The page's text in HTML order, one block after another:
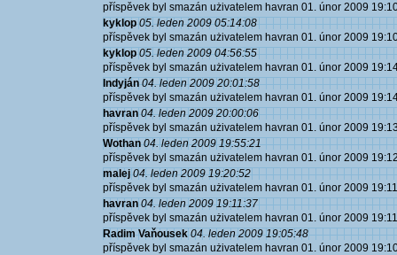
příspěvek byl smazán użivatelem havran 01. únor 2009
kyklop 05. leden 2009 05:14:08
příspěvek byl smazán użivatelem havran 01. únor 2009
kyklop 05. leden 2009 04:56:55
příspěvek byl smazán użivatelem havran 01. únor 2009
Indyján 04. leden 2009 20:01:58
příspěvek byl smazán użivatelem havran 01. únor 2009
havran 04. leden 2009 20:00:06
příspěvek byl smazán użivatelem havran 01. únor 2009
Wothan 04. leden 2009 19:55:21
příspěvek byl smazán użivatelem havran 01. únor 2009
malej 04. leden 2009 19:20:52
příspěvek byl smazán użivatelem havran 01. únor 2009
havran 04. leden 2009 19:11:37
příspěvek byl smazán użivatelem havran 01. únor 2009
Radim Vaňousek 04. leden 2009 19:05:48
příspěvek byl smazán użivatelem havran 01. únor 2009